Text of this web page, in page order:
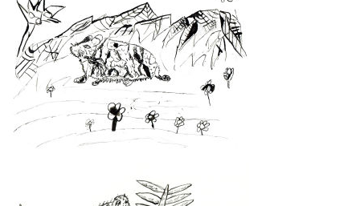
b
o
o
k
.
e
r
.
L
i
n
k
e
d
I